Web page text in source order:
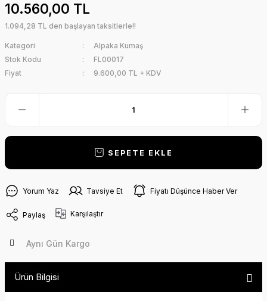
10.560,00 TL
1.094,28 TL den başlayan taksitlerle!!
Kategori
Alpaka Kumaş
Stok Kodu
FL00017
Fiyat
9.600,00 TL + KDV
SEPETE EKLE
Yorum Yaz Tavsiye Et Fiyatı Düşünce Haber Ver
Paylaş Karşılaştır
Aynı Gün Kargo
Ürün Bilgisi